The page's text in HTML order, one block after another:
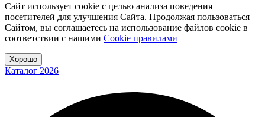
Сайт использует cookie с целью анализа поведения
посетителей для улучшения Сайта. Продолжая пользоваться
Сайтом, вы соглашаетесь на использование файлов cookie в
соответствии с нашими Cookiе правилами
Хорошо
Каталог 2026